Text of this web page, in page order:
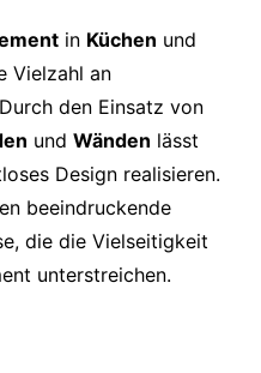
in Küchen und
Vielzahl an
den Einsatz von
und Wänden lässt
Design realisieren.
beeindruckende
die die Vielseitigkeit
unterstreichen.